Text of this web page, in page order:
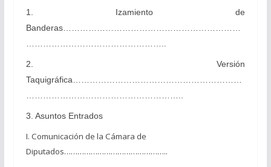
1. Izamiento de
Banderas………………………………………………………
…………………………………………..
2. Versión
Taquigráfica……………………………………………………
………………………………………………..
3. Asuntos Entrados
I. Comunicación de la Cámara de
Diputados………………………………………..